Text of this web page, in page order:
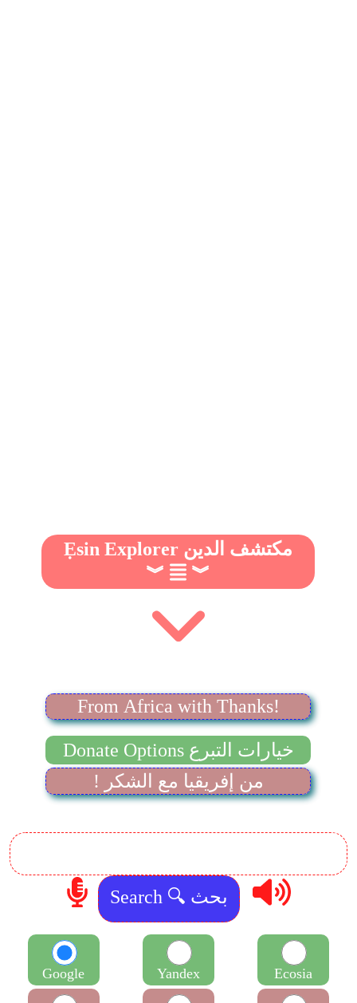
Ẹsin Explorer مكتشف الدين
︾
︾
From Africa with Thanks!
Donate Options خيارات التبرع
! من إفريقيا مع الشكر
Google Yandex Ecosia